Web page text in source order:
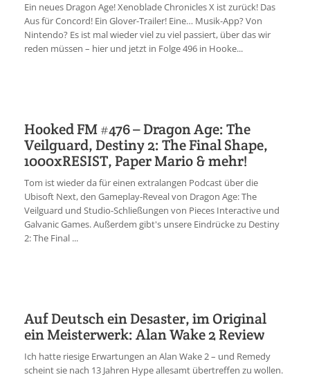
Jobs
Discord
Ein neues Dragon Age! Xenoblade Chronicles X ist zurück! Das
Aus für Concord! Ein Glover-Trailer! Eine… Musik-App? Von
Nintendo? Es ist mal wieder viel zu viel passiert, über das wir
reden müssen – hier und jetzt in Folge 496 in Hooke...
Hooked FM #476 – Dragon Age: The
Veilguard, Destiny 2: The Final Shape,
1000xRESIST, Paper Mario & mehr!
Tom ist wieder da für einen extralangen Podcast über die
Ubisoft Next, den Gameplay-Reveal von Dragon Age: The
Veilguard und Studio-Schließungen von Pieces Interactive und
Galvanic Games. Außerdem gibt's unsere Eindrücke zu Destiny
2: The Final ...
Auf Deutsch ein Desaster, im Original
ein Meisterwerk: Alan Wake 2 Review
Ich hatte riesige Erwartungen an Alan Wake 2 – und Remedy
scheint sie nach 13 Jahren Hype allesamt übertreffen zu wollen.